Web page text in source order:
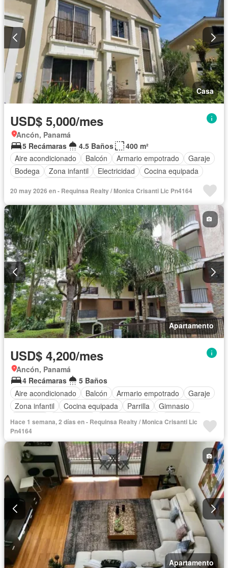
Casa
USD$ 5,000/mes
Ancón, Panamá
5 Recámaras
4.5 Baños
400 m²
Aire acondicionado
Balcón Armario empotrado
Garaje
Bodega
Zona infantil Electricidad
Cocina equipada
Seguridad
Cuarto de servicio Piscina Cancha de tenis
20 may 2026 en - Requinsa Realty / Monica Crisanti Lic Pn4164
Apartamento
USD$ 4,200/mes
Ancón, Panamá
4 Recámaras
5 Baños
Aire acondicionado
Balcón Armario empotrado
Garaje
Zona infantil
Cocina equipada Parrilla
Gimnasio
Ascensor
Gas natural Vista panorámica
Seguridad
Cuarto de servicio
Hace 1 semana, 2 días en - Requinsa Realty / Monica Crisanti Lic
Pn4164
Apartamento